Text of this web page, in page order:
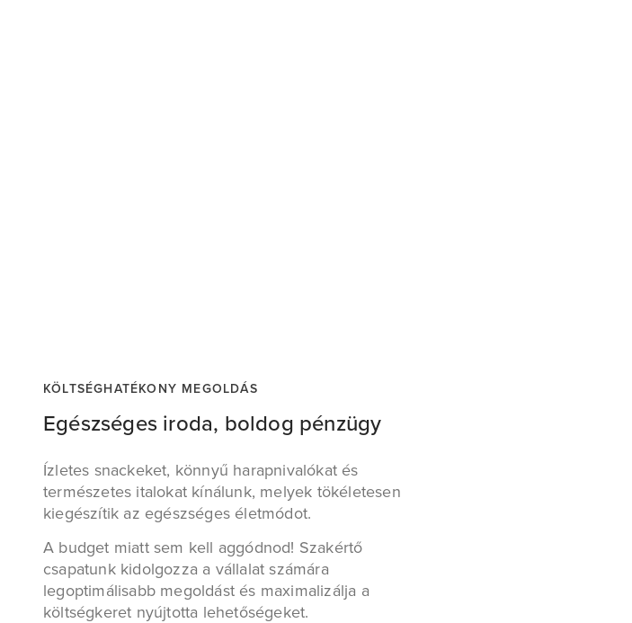
KÖLTSÉGHATÉKONY MEGOLDÁS
Egészséges iroda, boldog pénzügy
Ízletes snackeket, könnyű harapnivalókat és
természetes italokat kínálunk, melyek tökéletesen
kiegészítik az egészséges életmódot.
A budget miatt sem kell aggódnod! Szakértő
csapatunk kidolgozza a vállalat számára
legoptimálisabb megoldást és maximalizálja a
költségkeret nyújtotta lehetőségeket.